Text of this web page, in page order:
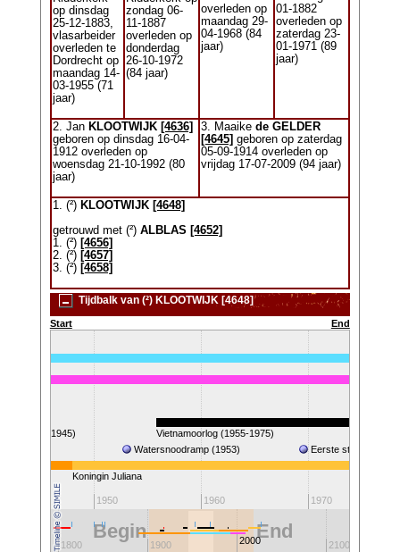
op dinsdag
25-12-1883,
vlasarbeider
overleden te
Dordrecht op
maandag 14-
03-1955 (71
jaar)
zondag 06-
11-1887
overleden op
donderdag
26-10-1972
(84 jaar)
overleden op
maandag 29-
04-1968 (84
jaar)
01-1882
overleden op
zaterdag 23-
01-1971 (89
jaar)
2. Jan KLOOTWIJK [4636]
geboren op dinsdag 16-04-
1912 overleden op
woensdag 21-10-1992 (80
jaar)
3. Maaike de GELDER
[4645] geboren op zaterdag
05-09-1914 overleden op
vrijdag 17-07-2009 (94 jaar)
1. (²) KLOOTWIJK [4648]
getrouwd met (²) ALBLAS [4652]
1. (²) [4656]
2. (²) [4657]
3. (²) [4658]
Tijdbalk van (²) KLOOTWIJK [4648]
Start End
1950 1960 1970
Eerste stap op de
Vietnamoorlog (1955-1975)
Watersnoodramp (1953)
Koningin Juliana
II (1940-1945)
1800 1900 2000 2100
Begin End